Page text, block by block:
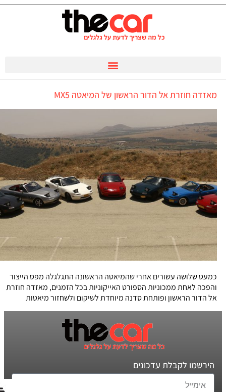
מאזדה חוזרת אל הדור הראשון של המיאטה MX5
כמעט שלושה עשורים אחרי שהמיאטה הראשונה התגלגלה מפס הייצור
והפכה לאחת ממכוניות הספורט האייקוניות בכל הזמנים, מאזדה חוזרת
אל הדור הראשון ופותחת סדנה מיוחדת לשיקום ולשחזור מיאטות
הירשמו לקבלת עדכונים